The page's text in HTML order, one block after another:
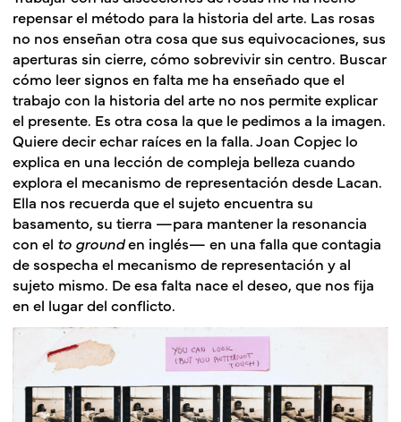
repensar el método para la historia del arte. Las rosas
no nos enseñan otra cosa que sus equivocaciones, sus
aperturas sin cierre, cómo sobrevivir sin centro. Buscar
cómo leer signos en falta me ha enseñado que el
trabajo con la historia del arte no nos permite explicar
el presente. Es otra cosa la que le pedimos a la imagen.
Quiere decir echar raíces en la falla. Joan Copjec lo
explica en una lección de compleja belleza cuando
explora el mecanismo de representación desde Lacan.
Ella nos recuerda que el sujeto encuentra su
basamento, su tierra —para mantener la resonancia
con el to grounden inglés— en una falla que contagia
de sospecha el mecanismo de representación y al
sujeto mismo. De esa falta nace el deseo, que nos fija
en el lugar del conflicto.